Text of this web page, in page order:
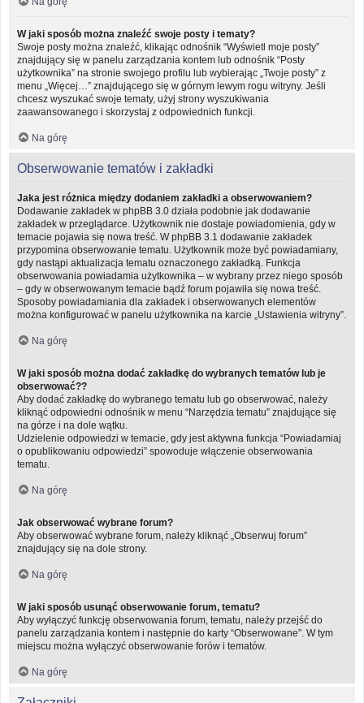
W jaki sposób można znaleźć swoje posty i tematy?
Swoje posty można znaleźć, klikając odnośnik “Wyświetl moje posty”
znajdujący się w panelu zarządzania kontem lub odnośnik “Posty
użytkownika” na stronie swojego profilu lub wybierając „Twoje posty” z
menu „Więcej…” znajdującego się w górnym lewym rogu witryny. Jeśli
chcesz wyszukać swoje tematy, użyj strony wyszukiwania
zaawansowanego i skorzystaj z odpowiednich funkcji.
Na górę
Obserwowanie tematów i zakładki
Jaka jest różnica między dodaniem zakładki a obserwowaniem?
Dodawanie zakładek w phpBB 3.0 działa podobnie jak dodawanie
zakładek w przeglądarce. Użytkownik nie dostaje powiadomienia, gdy w
temacie pojawia się nowa treść. W phpBB 3.1 dodawanie zakładek
przypomina obserwowanie tematu. Użytkownik może być powiadamiany,
gdy nastąpi aktualizacja tematu oznaczonego zakładką. Funkcja
obserwowania powiadamia użytkownika – w wybrany przez niego sposób
– gdy w obserwowanym temacie bądź forum pojawiła się nowa treść.
Sposoby powiadamiania dla zakładek i obserwowanych elementów
można konfigurować w panelu użytkownika na karcie „Ustawienia witryny”.
Na górę
W jaki sposób można dodać zakładkę do wybranych tematów lub je
obserwować??
Aby dodać zakładkę do wybranego tematu lub go obserwować, należy
kliknąć odpowiedni odnośnik w menu “Narzędzia tematu” znajdujące się
na górze i na dole wątku.
Udzielenie odpowiedzi w temacie, gdy jest aktywna funkcja “Powiadamiaj
o opublikowaniu odpowiedzi” spowoduje włączenie obserwowania
tematu.
Na górę
Jak obserwować wybrane forum?
Aby obserwować wybrane forum, należy kliknąć „Obserwuj forum”
znajdujący się na dole strony.
Na górę
W jaki sposób usunąć obserwowanie forum, tematu?
Aby wyłączyć funkcję obserwowania forum, tematu, należy przejść do
panelu zarządzania kontem i następnie do karty “Obserwowane”. W tym
miejscu można wyłączyć obserwowanie forów i tematów.
Na górę